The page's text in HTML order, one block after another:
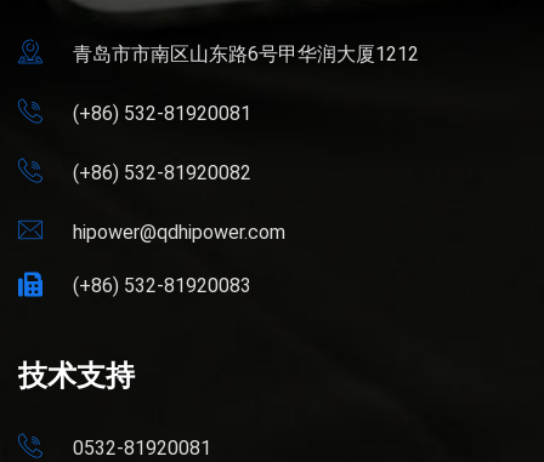
青岛市市南区山东路6号甲华润大厦1212
(+86) 532-81920081
(+86) 532-81920082
hipower@qdhipower.com
(+86) 532-81920083
技术支持
0532-81920081